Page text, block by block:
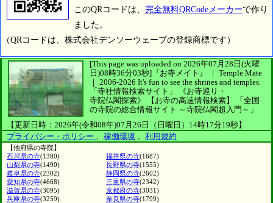
このQRコードは、 完全無料QRCodeメーカーで作り
ました。
（QRコードは、株式会社デンソーウェーブの登録商標です）
[This page was uploaded on 2026年07月28日(火曜
日)08時36分03秒] 『お寺メイト』 ｜ Temple Mate
｜ 2006-2026 It's fun to see the shrines and temples.
「寺社情報検索サイト」
《お寺巡り・
寺院仏閣探索》
【お寺の高速情報検索】
「全国
の寺院の総合情報サイト ～寺院仏閣超入門～」
【更新日時：2026年(令和08年)07月26日（日曜日）14時17分19秒】
プライバシー・ポリシー 、 稼働環境 、 利用規約
【他府県の寺院】
石川県の寺(1380) 福井県の寺(1687)
山梨県の寺(1490) 長野県の寺(1555)
岐阜県の寺(2302) 静岡県の寺(2602)
愛知県の寺(4668) 三重県の寺(2342)
滋賀県の寺(3095) 京都府の寺(3031)
兵庫県の寺(3259) 奈良県の寺(1799)